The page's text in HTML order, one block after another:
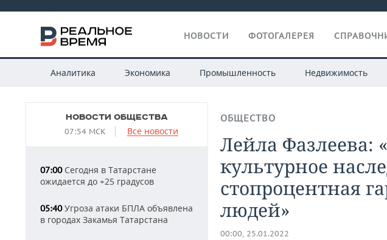
НОВОСТИ ФОТОГАЛЕРЕЯ
Аналитика Экономика Промышленность Недвижимость
НОВОСТИ ОБЩЕСТВА
07:54 МСК Все новости
07:00Сегодня в Татарстане
ожидается до +25 градусов
05:40Угроза атаки БПЛА объявлена
в городах Закамья Татарстана
ОБЩЕСТВО
Лейла Фазлеева:
культурное
стопроцентная
людей»
00:00, 25.01.2022